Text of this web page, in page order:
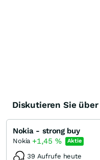
Diskutieren Sie
Nokia - strong buy
Nokia +1,45 % Aktie
39 Aufrufe heute